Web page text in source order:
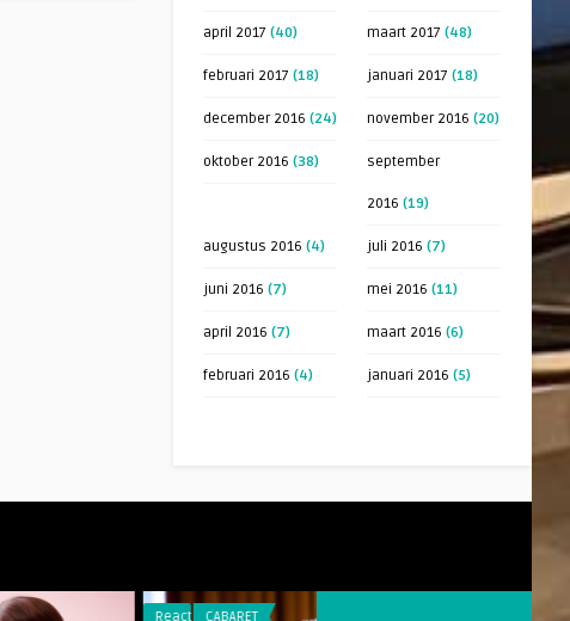
april 2017 (40) maart 2017 (48)
februari 2017 (18) januari 2017 (18)
december 2016 (24) november 2016 (20)
oktober 2016 (38) september
2016 (19)
augustus 2016 (4) juli 2016 (7)
juni 2016 (7) mei 2016 (11)
april 2016 (7) maart 2016 (6)
februari 2016 (4) januari 2016 (5)
CABARET